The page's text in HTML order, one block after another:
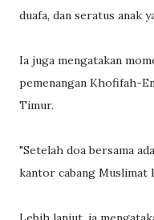
duafa, dan seratus anak
Ia juga mengatakan
pemenangan Khofifah-
Timur.
"Setelah doa bersama
kantor cabang Muslimat